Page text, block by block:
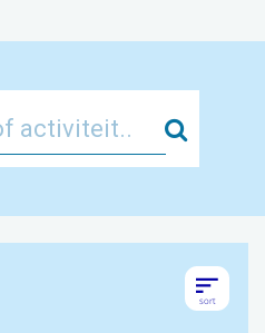
Zoek